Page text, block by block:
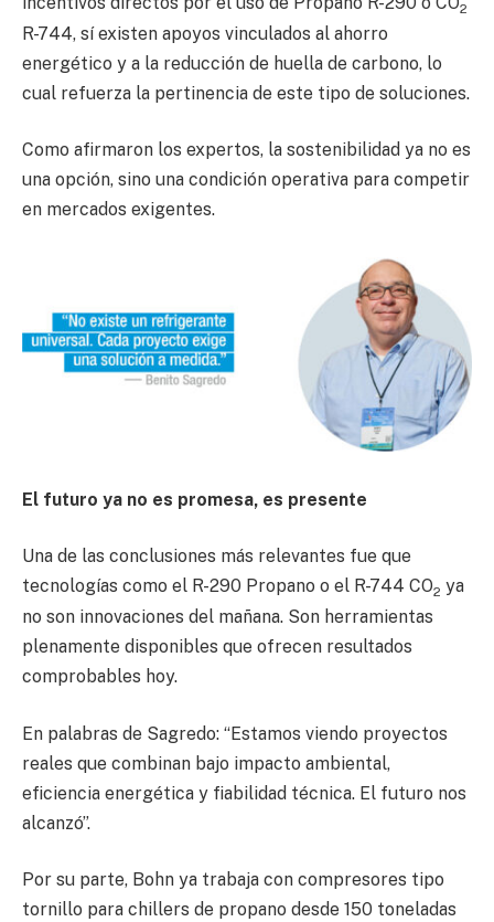
2
R-744, sí existen apoyos vinculados al ahorro
energético y a la reducción de huella de carbono, lo
cual refuerza la pertinencia de este tipo de soluciones.
Como afirmaron los expertos, la sostenibilidad ya no es
una opción, sino una condición operativa para competir
en mercados exigentes.
El futuro ya no es promesa, es presente
Una de las conclusiones más relevantes fue que
tecnologías como el R-290 Propano o el R-744 CO2 ya
no son innovaciones del mañana. Son herramientas
plenamente disponibles que ofrecen resultados
comprobables hoy.
En palabras de Sagredo: “Estamos viendo proyectos
reales que combinan bajo impacto ambiental,
eficiencia energética y fiabilidad técnica. El futuro nos
alcanzó”.
Por su parte, Bohn ya trabaja con compresores tipo
tornillo para chillers de propano desde 150 toneladas